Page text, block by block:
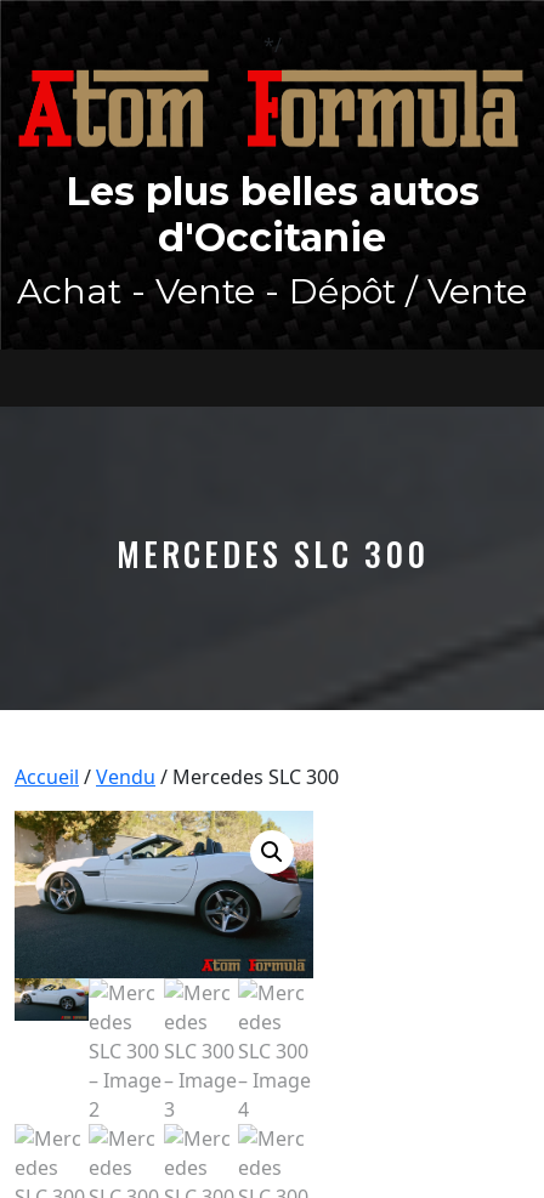
content
*/
Les plus belles autos
d'Occitanie
Achat - Vente - Dépôt / Vente
MERCEDES SLC 300
Accueil /Vendu / Mercedes SLC 300